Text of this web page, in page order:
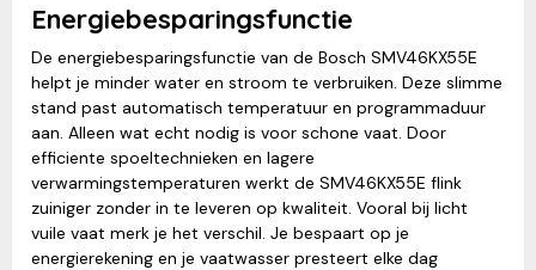
Energiebesparingsfunctie
De energiebesparingsfunctie van de Bosch SMV46KX55E
helpt je minder water en stroom te verbruiken. Deze slimme
stand past automatisch temperatuur en programmaduur
aan. Alleen wat echt nodig is voor schone vaat. Door
efficiente spoeltechnieken en lagere
verwarmingstemperaturen werkt de SMV46KX55E flink
zuiniger zonder in te leveren op kwaliteit. Vooral bij licht
vuile vaat merk je het verschil. Je bespaart op je
energierekening en je vaatwasser presteert elke dag